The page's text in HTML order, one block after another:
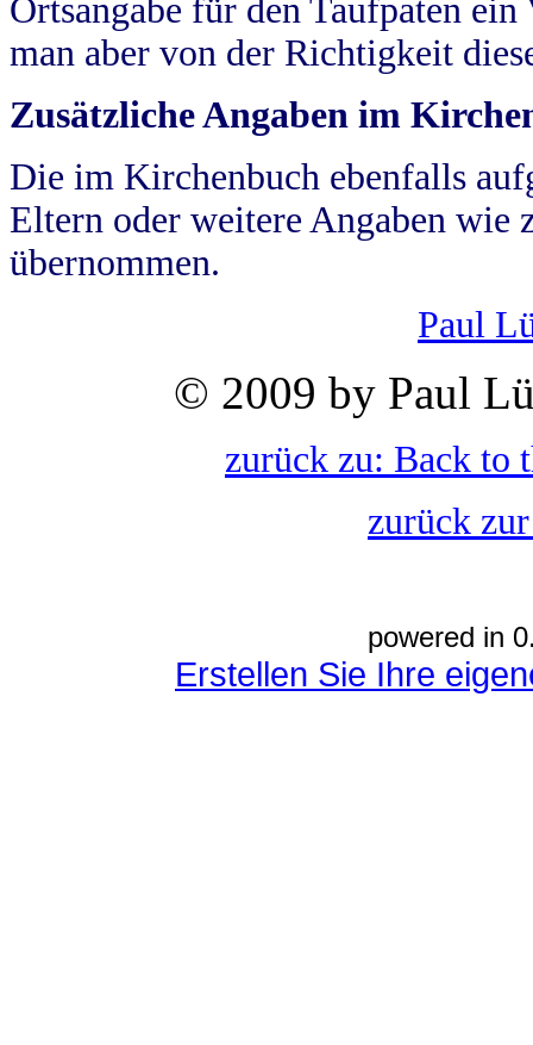
Ortsangabe für den Taufpaten
man aber von der Richtigkeit
Zusätzliche Angaben im
Die im Kirchenbuch ebenfalls
Eltern oder weitere Angaben wie
übernommen.
Paul
© 2009 by Paul
zurück zu: Back to
zurück
powered in
Erstellen Sie Ihre